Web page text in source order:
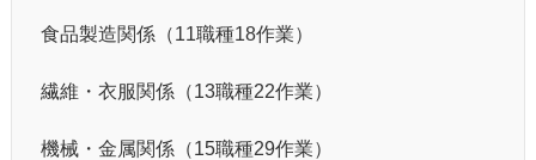
食品製造関係（11職種18作業）
繊維・衣服関係（13職種22作業）
機械・金属関係（15職種29作業）